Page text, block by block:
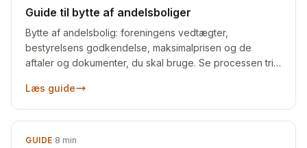
Guide til bytte af andelsboliger
Bytte af andelsbolig: foreningens vedtægter,
bestyrelsens godkendelse, maksimalprisen og de
aftaler og dokumenter, du skal bruge. Se processen trin
Læs guide
GUIDE·8 min